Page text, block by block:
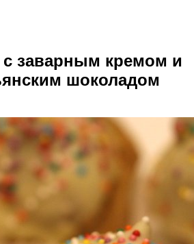
заварным кремом и
шоколадом